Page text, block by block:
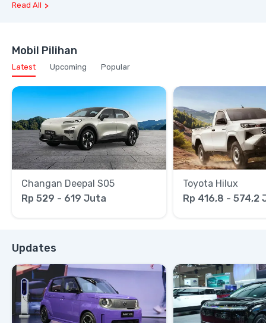
Read All
Mobil Pilihan
Latest Upcoming Popular
Changan Deepal S05
Rp 529 - 619 Juta
Toyota Hilux
Rp 416,8 - 574,2
Updates